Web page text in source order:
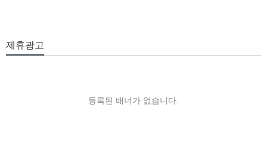
제휴광고
등록된 배너가 없습니다.